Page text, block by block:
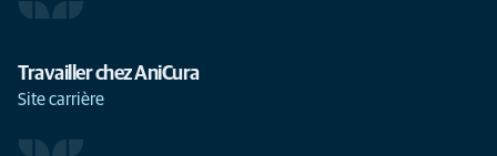
Travailler chez AniCura
Site carrière